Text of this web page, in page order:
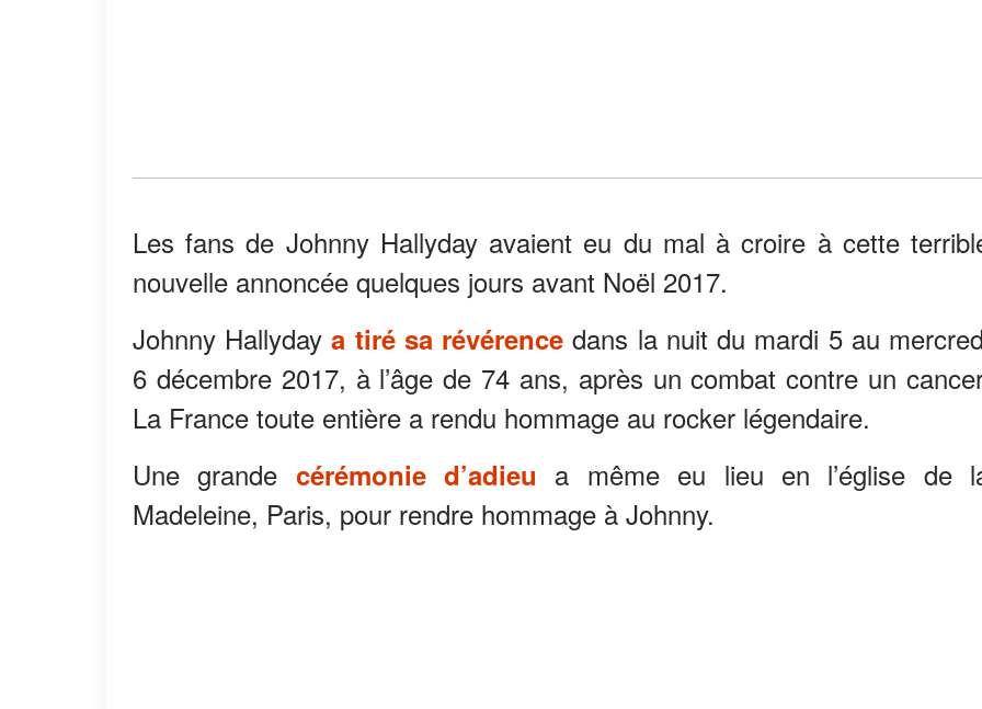
Les fans de Johnny Hallyday avaient eu du mal à croire à cette
nouvelle annoncée quelques jours avant Noël 2017.
Johnny Hallydaya tiré sa révérence dans la nuit du mardi 5 au
6 décembre 2017, à l’âge de 74 ans, après un combat contre un
La France toute entière a rendu hommage au rocker légendaire.
Une grande cérémonie d’adieu a même eu lieu en l’église de
Madeleine, Paris, pour rendre hommage à Johnny.